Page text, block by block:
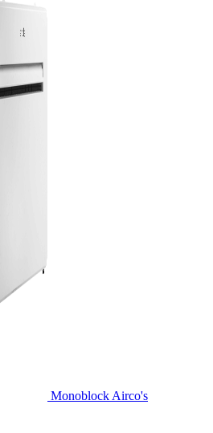
Monoblock Airco's